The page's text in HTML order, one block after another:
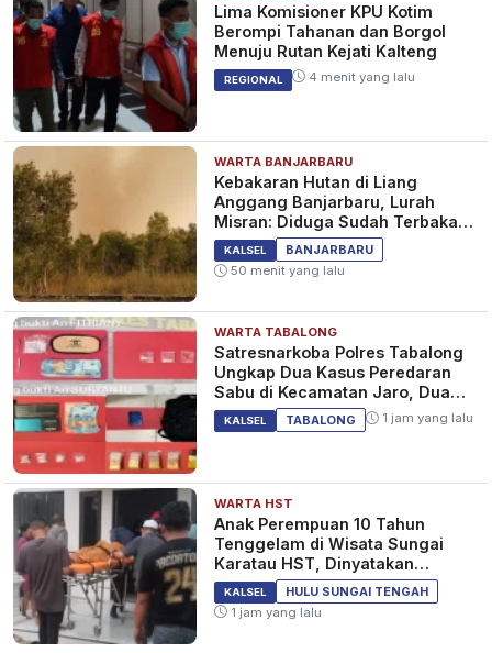
Lima Komisioner KPU Kotim
Berompi Tahanan dan Borgol
Menuju Rutan Kejati Kalteng
REGIONAL 4 menit yang lalu
WARTA BANJARBARU
Kebakaran Hutan di Liang
Anggang Banjarbaru, Lurah
Misran: Diduga Sudah Terbakar
Sejak Tadi Malam
KALSEL
BANJARBARU
50 menit yang lalu
WARTA TABALONG
Satresnarkoba Polres Tabalong
Ungkap Dua Kasus Peredaran
Sabu di Kecamatan Jaro, Dua
Pelaku Diamankan
KALSEL TABALONG 1 jam yang lalu
WARTA HST
Anak Perempuan 10 Tahun
Tenggelam di Wisata Sungai
Karatau HST, Dinyatakan
Meninggal Dunia
KALSEL
HULU SUNGAI TENGAH
1 jam yang lalu